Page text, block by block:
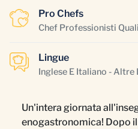
Pro Chefs
Chef Professionisti
Lingue
Inglese E Italiano - Altre
Un'intera giornata
enogastronomica! Dopo